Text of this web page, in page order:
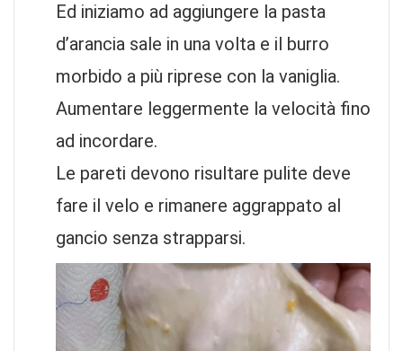
Ed iniziamo ad aggiungere la pasta
d’arancia sale in una volta e il burro
morbido a più riprese con la vaniglia.
Aumentare leggermente la velocità fino
ad incordare.
Le pareti devono risultare pulite deve
fare il velo e rimanere aggrappato al
gancio senza strapparsi.